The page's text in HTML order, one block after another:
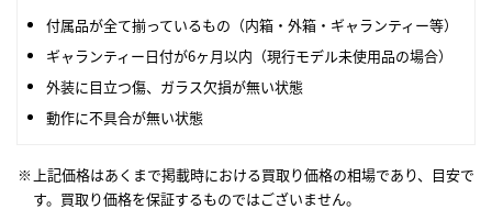
付属品が全て揃っているもの（内箱・外箱・ギャランティー等）
ギャランティー日付が6ヶ月以内（現行モデル未使用品の場合）
外装に目立つ傷、ガラス欠損が無い状態
動作に不具合が無い状態
上記価格はあくまで掲載時における買取り価格の相場であり、目安で
す。買取り価格を保証するものではございません。